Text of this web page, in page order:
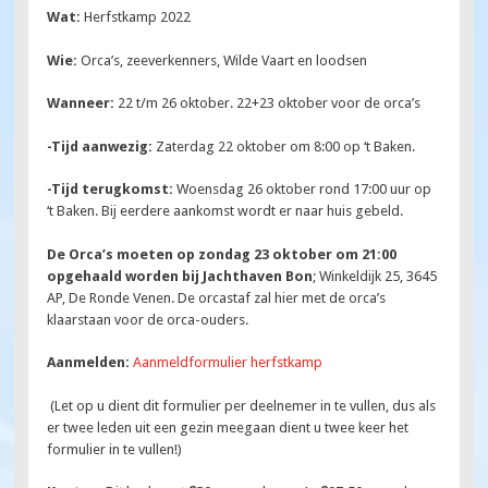
Wat: Herfstkamp 2022
Wie: Orca’s, zeeverkenners, Wilde Vaart en loodsen
Wanneer: 22 t/m 26 oktober. 22+23 oktober voor de orca’s
-Tijd aanwezig: Zaterdag 22 oktober om 8:00 op ‘t Baken.
-Tijd terugkomst: Woensdag 26 oktober rond 17:00 uur op
‘t Baken. Bij eerdere aankomst wordt er naar huis gebeld.
De Orca’s moeten op zondag 23 oktober om 21:00
opgehaald worden bij Jachthaven Bon; Winkeldijk 25, 3645
AP, De Ronde Venen. De orcastaf zal hier met de orca’s
klaarstaan voor de orca-ouders.
Aanmelden: Aanmeldformulier herfstkamp
(Let op u dient dit formulier per deelnemer in te vullen, dus als
er twee leden uit een gezin meegaan dient u twee keer het
formulier in te vullen!)